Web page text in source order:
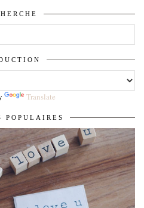
Translate
POPULAIRES